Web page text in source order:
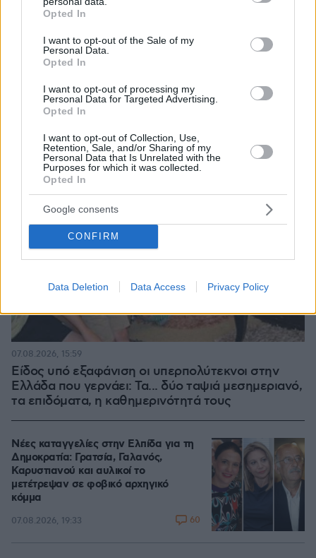
grant or deny consent to Google and its third-party tags to
use your data for below specified purposes in below Google
consent section.
Opted In
I want to opt-out of the Sale of my
Personal Data.
Opted In
I want to opt-out of processing my
Personal Data for Targeted Advertising.
Opted In
I want to opt-out of Collection, Use,
Retention, Sale, and/or Sharing of my
Personal Data that Is Unrelated with the
Purposes for which it was collected.
Opted In
Google consents
CONFIRM
Data Deletion Data Access Privacy Policy
ερχόμενη δεκαετία
Είδος υπό εξαφάνιση οι υπερπολύτεκνοι στην
Ελλάδα που γερνάει: Τα... δύο ταψιά μεσημεριανό,
τα επιδόματα, η καθημερινότητά τους
07.08.2026, 15:59
Νέες καταγγελίες στην Ελπίδα για τη
Δημοκρατία: Γρατσία, Γαλανός,
Καρυστιανού και αυλικοί το
μετέτρεψαν σε φοβικό αρχηγικό
κόμμα
07.08.2026, 19:33 60